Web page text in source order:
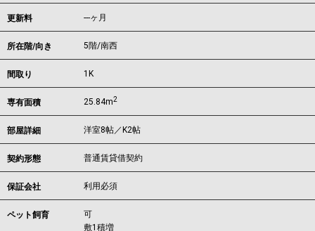
更新料 ---ヶ月
所在階/向き 5階/南西
間取り 1K
専有面積 25.84m2
部屋詳細 洋室8帖／K2帖
契約形態 普通賃貸借契約
保証会社 利用必須
ペット飼育
可
敷1積増